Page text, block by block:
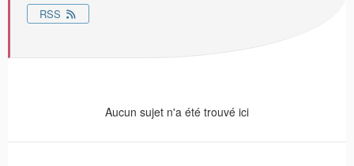
RSS
Aucun sujet n'a été trouvé ici